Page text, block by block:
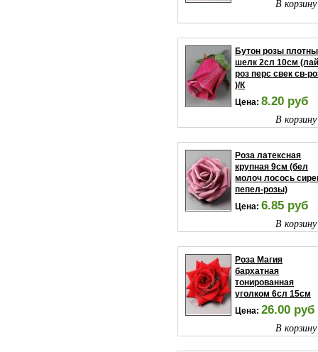
В
Бутон розы
шелк 2сл 10см
роз перс свек св-
)/К
Цена: 8.20 руб
В
Роза латексная
крупная 9см (бел
молоч лосось
пепел-розы)
Цена: 6.85 руб
В
Роза Магия
бархатная
тонированная
уголком 6сл 15см
Цена: 26.00 руб
В